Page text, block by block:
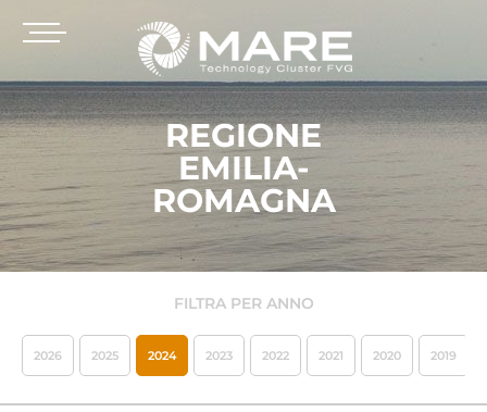
REGIONE
EMILIA-
ROMAGNA
FILTRA PER ANNO
2026 2025 2024 2023 2022 2021 2020 2019